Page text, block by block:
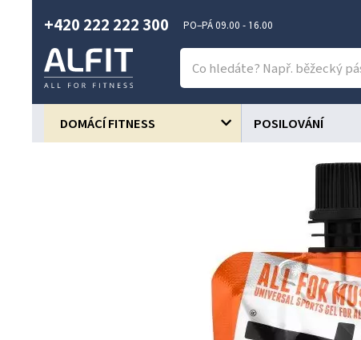
+420 222 222 300 PO–PÁ 09.00 - 16.00
DOMÁCÍ FITNESS POSILOVÁNÍ